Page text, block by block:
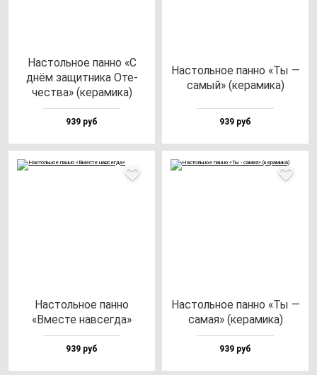
Нас­толь­ное пан­но «С
днём за­щит­ни­ка Оте­
чес­тва» (ке­ра­ми­ка)
939 руб
Нас­толь­ное пан­но «Ты —
са­мый» (ке­ра­ми­ка)
939 руб
Нас­толь­ное пан­но
«Вмес­те нав­сег­да»
939 руб
Нас­толь­ное пан­но «Ты —
са­мая» (ке­ра­ми­ка)
939 руб